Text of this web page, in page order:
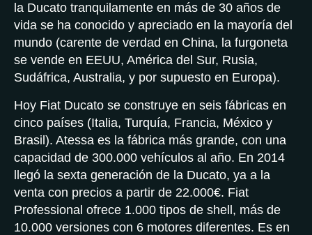
la Ducato tranquilamente en más de 30 años de
vida se ha conocido y apreciado en la mayoría del
mundo (carente de verdad en China, la furgoneta
se vende en EEUU, América del Sur, Rusia,
Sudáfrica, Australia, y por supuesto en Europa).
Hoy Fiat Ducato se construye en seis fábricas en
cinco países (Italia, Turquía, Francia, México y
Brasil). Atessa es la fábrica más grande, con una
capacidad de 300.000 vehículos al año. En 2014
llegó la sexta generación de la Ducato, ya a la
venta con precios a partir de 22.000€. Fiat
Professional ofrece 1.000 tipos de shell, más de
10.000 versiones con 6 motores diferentes. Es en